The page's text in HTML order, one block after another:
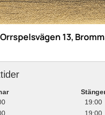
13,
19:00
19:00